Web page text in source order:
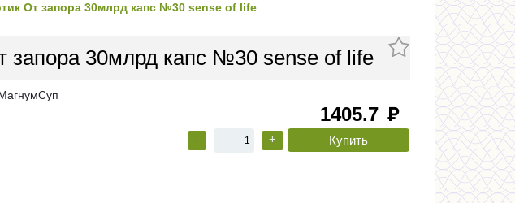
От запора 30млрд капс №30 sense of life
запора 30млрд капс №30 sense of life
1405.7 руб
- +